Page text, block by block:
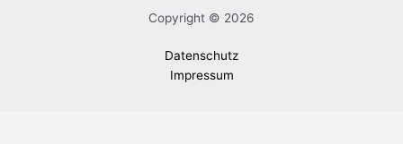
Copyright © 2026
Datenschutz
Impressum